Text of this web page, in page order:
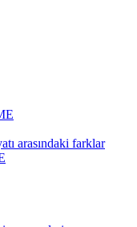
arasındaki farklar